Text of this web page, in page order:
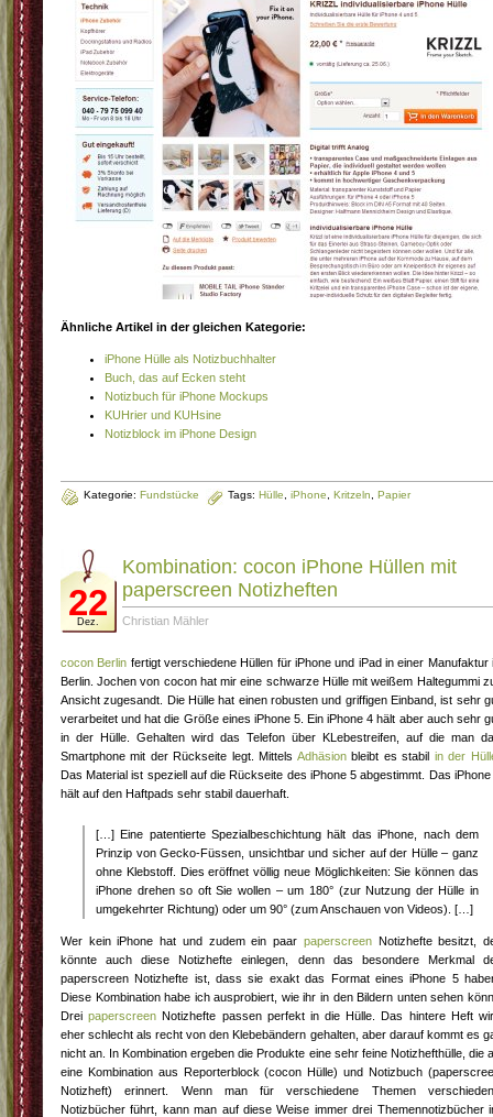
Ähnliche Artikel in der gleichen Kategorie:
iPhone Hülle als Notizbuchhalter
Buch, das auf Ecken steht
Notizbuch für iPhone Mockups
KUHrier und KUHsine
Notizblock im iPhone Design
Kategorie: Fundstücke Tags: Hülle iPhone Kritzeln Papier
22
Dez.
Kombination: cocon iPhone Hüllen mit
paperscreen Notizheften
Christian Mähler
cocon Berlin fertigt verschiedene Hüllen für iPhone und iPad in einer Manufaktur
Berlin. Jochen von cocon hat mir eine schwarze Hülle mit weißem Haltegummi
Ansicht zugesandt. Die Hülle hat einen robusten und griffigen Einband, ist sehr
verarbeitet und hat die Größe eines iPhone 5. Ein iPhone 4 hält aber auch sehr
in der Hülle. Gehalten wird das Telefon über KLebestreifen, auf die man
Smartphone mit der Rückseite legt. Mittels Adhäsion bleibt es stabil in der
Das Material ist speziell auf die Rückseite des iPhone 5 abgestimmt. Das iPhone
hält auf den Haftpads sehr stabil dauerhaft.
[…] Eine patentierte Spezialbeschichtung hält das iPhone, nach dem
Prinzip von Gecko-Füssen, unsichtbar und sicher auf der Hülle – ganz
ohne Klebstoff. Dies eröffnet völlig neue Möglichkeiten: Sie können das
iPhone drehen so oft Sie wollen – um 180° (zur Nutzung der Hülle in
umgekehrter Richtung) oder um 90° (zum Anschauen von Videos). […]
Wer kein iPhone hat und zudem ein paar paperscreenNotizhefte besitzt,
könnte auch diese Notizhefte einlegen, denn das besondere Merkmal
paperscreen Notizhefte ist, dass sie exakt das Format eines iPhone 5
Diese Kombination habe ich ausprobiert, wie ihr in den Bildern unten sehen
Dreipaperscreen Notizhefte passen perfekt in die Hülle. Das hintere Heft
eher schlecht als recht von den Klebebändern gehalten, aber darauf kommt es
nicht an. In Kombination ergeben die Produkte eine sehr feine Notizhefthülle, die
eine Kombination aus Reporterblock (cocon Hülle) und Notizbuch
Notizheft) erinnert. Wenn man für verschiedene Themen
Notizbücher führt, kann man auf diese Weise immer drei Themennotizbücher